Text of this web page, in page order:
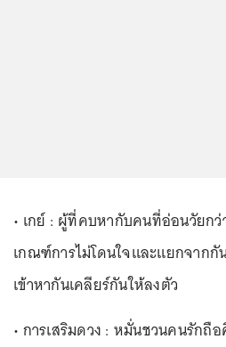
• เกย์ : ผู้ที่คบหากับคนที่อ่อนวัยก
เกณฑ์การไม่โดนใจและแยกจากกั
เข้าหากันเคลียร์กันให้ลงตัว
• การเสริมดวง : หมั่นชวนคนรัก